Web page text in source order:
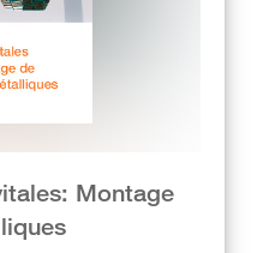
Montage